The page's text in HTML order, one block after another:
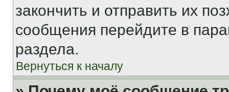
закончить и отправить их
сообщения перейдите в
раздела.
Вернуться к началу